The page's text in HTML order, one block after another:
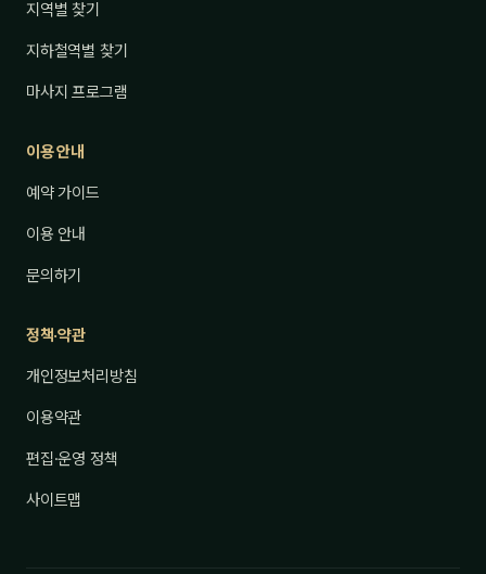
지역별 찾기
지하철역별 찾기
마사지 프로그램
이용 안내
예약 가이드
이용 안내
문의하기
정책·약관
개인정보처리방침
이용약관
편집·운영 정책
사이트맵